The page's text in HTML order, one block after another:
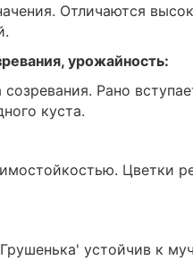
Отличаются
урожайность:
созревания. Рано
куста.
Цветки
устойчив к